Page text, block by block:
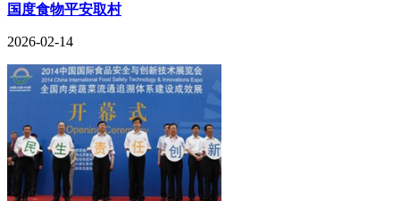
国度食物平安取村
2026-02-14